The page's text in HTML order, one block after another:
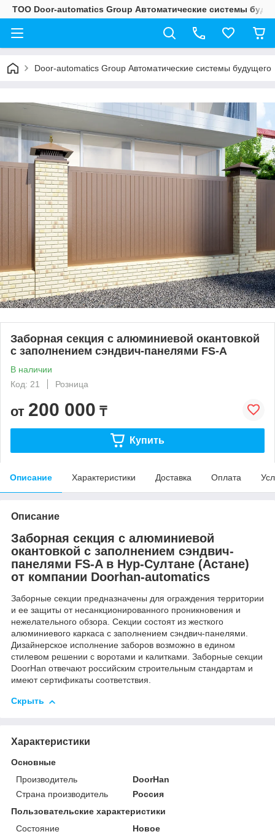
ТОО Door-automatics Group Автоматические системы
Door-automatics Group Автоматические системы будущего
Заборная секция с алюминиевой окантовкой
с заполнением сэндвич-панелями FS-A
В наличии
Код: 21
Розница
от 200 000 ₸
Купить
Описание Характеристики Доставка Оплата
Описание
Заборная секция с алюминиевой
окантовкой с заполнением сэндвич-
панелями FS-A в Нур-Султане (Астане)
от компании Doorhan-automatics
Заборные секции предназначены для ограждения территории
и ее защиты от несанкционированного проникновения и
нежелательного обзора. Секции состоят из жесткого
алюминиевого каркаса с заполнением сэндвич-панелями.
Дизайнерское исполнение заборов возможно в едином
стилевом решении с воротами и калитками. Заборные секции
DoorHan отвечают российским строительным стандартам и
имеют сертификаты соответствия.
Скрыть
Характеристики
Основные
Производитель
DoorHan
Страна производитель
Россия
Пользовательские характеристики
Состояние
Новое